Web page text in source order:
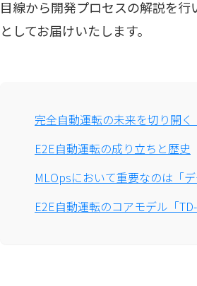
目線から開発プロセスの解説を
としてお届けいたします。
完全自動運転の未来を切り開
E2E自動運転の成り立ちと歴史
MLOpsにおいて重要なのは「デ
E2E自動運転のコアモデル「